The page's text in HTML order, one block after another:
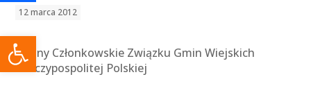
Otwórz pasek narzędzi
12 marca 2012
Gminy Członkowskie Związku Gmin Wiejskich
Rzeczypospolitej Polskiej